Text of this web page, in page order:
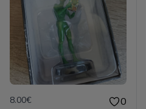
8.00€ 0